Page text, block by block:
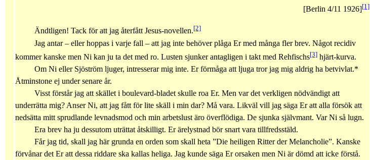
[Berlin 4/11 1926][1]
Ändtligen! Tack för att jag återfått Jesus-novellen.[2]
Jag antar – eller hoppas i varje fall – att jag inte behöver plåga Er med många fler brev. Något recidiv
kommer kanske men Ni kan ju ta det med ro. Lusten sjunker antagligen i takt med Rehfischs[3] hjärt-kurva.
Om Ni eller Sjöström ljuger, intresserar mig inte. Er förmåga att ljuga tror jag mig aldrig ha betvivlat.*
Åtminstone ej under senare år.
Visst förstår jag att skället i boulevard-bladet skulle roa Er. Men var det verkligen nödvändigt att
underrätta mig? Anser Ni, att jag fått för lite skäll i min dar? Må vara. Likväl vill jag säga Er att alla försök att
nedsätta mitt sprudlande levnadsmod och min arbetslust äro överflödiga. De sjunka självmant. Var Ni så lugn.
Era brev ha ju dessutom uträttat åtskilligt. Er ärelystnad bör snart vara tillfredsstäld.
Får jag tid, skall jag här grunda en orden som skall heta ”Die heiligen Ritter der Melancholie”. Kanske
förvånar det Er att dessa riddare ska kallas heliga. Jag kunde säga Er orsaken men Ni är dömd att icke förstå.